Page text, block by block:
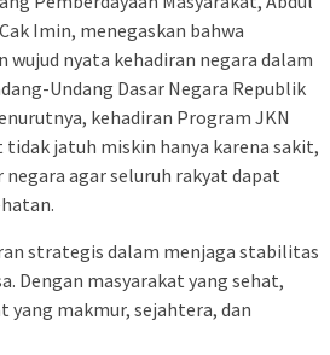
Imin, menegaskan bahwa
wujud nyata kehadiran negara dalam
Undang Dasar Negara Republik
kehadiran Program JKN
jatuh miskin hanya karena sakit,
agar seluruh rakyat dapat
strategis dalam menjaga stabilitas
Dengan masyarakat yang sehat,
yang makmur, sejahtera, dan